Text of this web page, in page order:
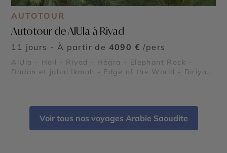
AUTOTOUR
Autotour de AlUla à Riyad
11 jours - À partir de 4090 € /pers
AlUla - Hail - Riyad - Hégra - Elephant Rock -
Dadan et jabal Ikmah - Edge of the World - Diriyah
Voir tous nos voyages Arabie Saoudite